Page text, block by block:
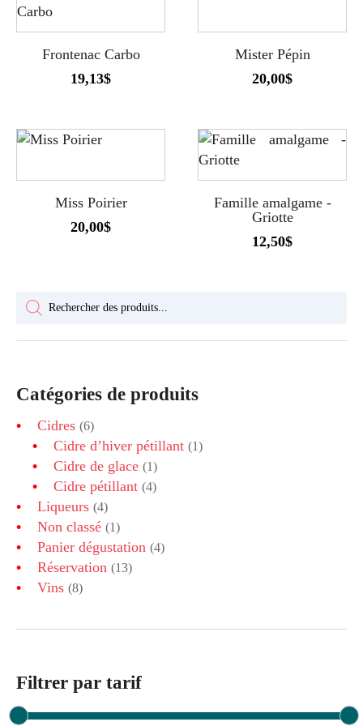
Recherche
Catégories de produits
Cidres (6)
Cidre d’hiver pétillant (1)
Cidre de glace (1)
Cidre pétillant (4)
Liqueurs (4)
Non classé (1)
Panier dégustation (4)
Réservation (13)
Vins (8)
Filtrer par tarif
Frontenac Carbo
19,13$
Mister Pépin
20,00$
Miss Poirier
20,00$
Famille amalgame -
Griotte
12,50$